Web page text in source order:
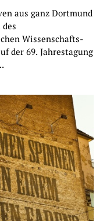
aus ganz Dortmund
Wissenschafts-
der 69. Jahrestagung